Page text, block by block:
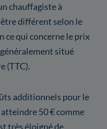
chauffagiste à
différent selon le
ce qui concerne le prix
situé
(TTC).
additionnels pour le
50 € comme
très éloigné de